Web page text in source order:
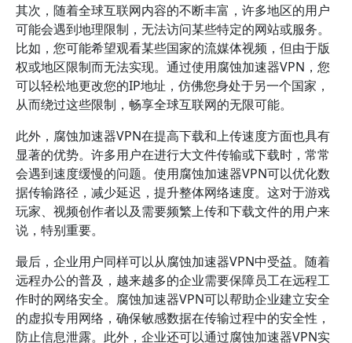
其次，随着全球互联网内容的不断丰富，许多地区的用户
可能会遇到地理限制，无法访问某些特定的网站或服务。
比如，您可能希望观看某些国家的流媒体视频，但由于版
权或地区限制而无法实现。通过使用腐蚀加速器VPN，您
可以轻松地更改您的IP地址，仿佛您身处于另一个国家，
从而绕过这些限制，畅享全球互联网的无限可能。
此外，腐蚀加速器VPN在提高下载和上传速度方面也具有
显著的优势。许多用户在进行大文件传输或下载时，常常
会遇到速度缓慢的问题。使用腐蚀加速器VPN可以优化数
据传输路径，减少延迟，提升整体网络速度。这对于游戏
玩家、视频创作者以及需要频繁上传和下载文件的用户来
说，特别重要。
最后，企业用户同样可以从腐蚀加速器VPN中受益。随着
远程办公的普及，越来越多的企业需要保障员工在远程工
作时的网络安全。腐蚀加速器VPN可以帮助企业建立安全
的虚拟专用网络，确保敏感数据在传输过程中的安全性，
防止信息泄露。此外，企业还可以通过腐蚀加速器VPN实